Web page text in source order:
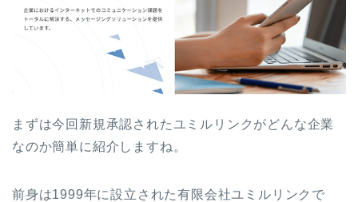
まずは今回新規承認されたユミルリンクがどんな企業
なのか簡単に紹介しますね。
前身は1999年に設立された有限会社ユミルリンクで